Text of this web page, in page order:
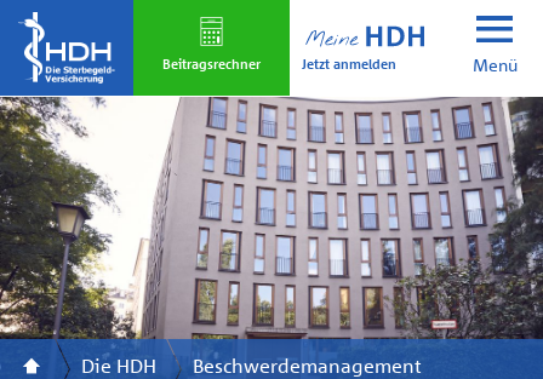
Skip
main
content
Beitrags­rechner Jetzt anmelden Menü
Die HDH Beschwerdemanagement